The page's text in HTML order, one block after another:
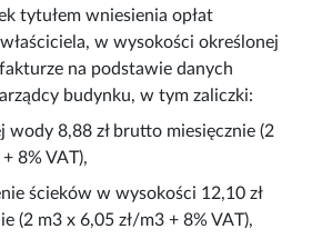
tytułem wniesienia opłat
w wysokości określonej
na podstawie danych
budynku, w tym zaliczki:
wody 8,88 zł brutto miesięcznie (2
8% VAT),
ścieków w wysokości 12,10 zł
(2 m3 x 6,05 zł/m3 + 8% VAT),